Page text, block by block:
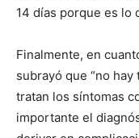
14 días porque es lo
Finalmente, en
subrayó que “no
tratan los síntomas
importante el